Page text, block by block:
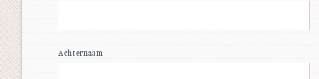
Achternaam